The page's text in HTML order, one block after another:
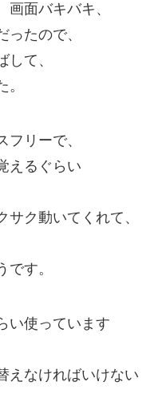
面バキバキ、
たので、
て、
リーで、
えるぐらい
ク動いてくれて、
す。
い使っています
えなければいけない